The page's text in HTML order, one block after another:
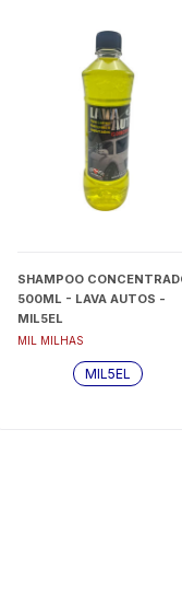
SHAMPOO
500ML - LAVA AUTOS -
MIL5EL
MIL MILHAS
MIL5EL